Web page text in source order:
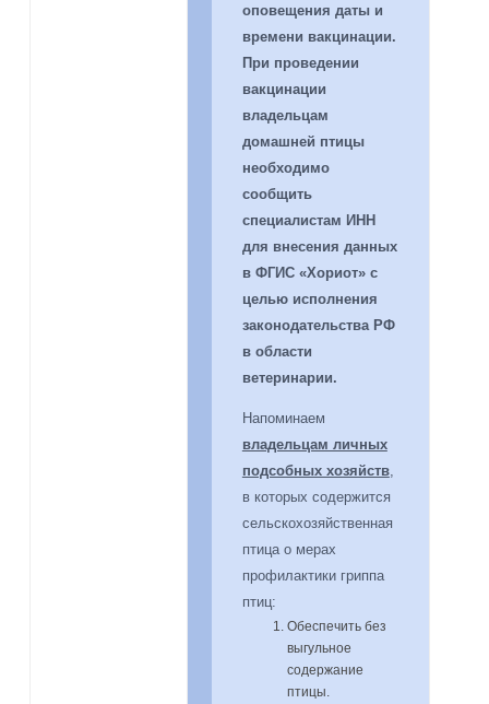
оповещения даты и
времени вакцинации.
При проведении
вакцинации
владельцам
домашней птицы
необходимо
сообщить
специалистам ИНН
для внесения данных
в ФГИС «Хориот» с
целью исполнения
законодательства РФ
в области
ветеринарии.
Напоминаем
владельцам личных
подсобных хозяйств,
в которых содержится
сельскохозяйственная
птица о мерах
профилактики гриппа
птиц:
Обеспечить без
выгульное
содержание
птицы.